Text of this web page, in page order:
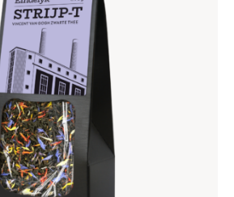
VAN GOGH ZWARTE THEE
€5,75